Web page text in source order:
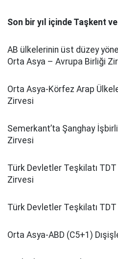
Son bir yıl içinde Taşkent
AB ülkelerinin üst düzey
Orta Asya – Avrupa Birliği
Orta Asya-Körfez Arap
Zirvesi
Semerkant’ta Şanghay
Zirvesi
Türk Devletler Teşkilatı
Zirvesi
Türk Devletler Teşkilatı TDT
Orta Asya-ABD (C5+1)